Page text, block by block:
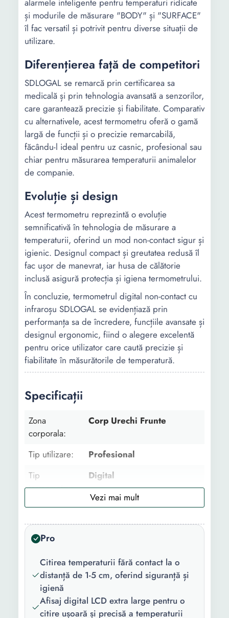
alarmele inteligente pentru temperaturi ridicate
și modurile de măsurare "BODY" și "SURFACE"
îl fac versatil și potrivit pentru diverse situații de
utilizare.
Diferențierea față de competitori
SDLOGAL se remarcă prin certificarea sa
medicală și prin tehnologia avansată a senzorilor,
care garantează precizie și fiabilitate. Comparativ
cu alternativele, acest termometru oferă o gamă
largă de funcții și o precizie remarcabilă,
făcându-l ideal pentru uz casnic, profesional sau
chiar pentru măsurarea temperaturii animalelor
de companie.
Evoluție și design
Acest termometru reprezintă o evoluție
semnificativă în tehnologia de măsurare a
temperaturii, oferind un mod non-contact sigur și
igienic. Designul compact și greutatea redusă îl
fac ușor de manevrat, iar husa de călătorie
inclusă asigură protecția și igiena termometrului.
În concluzie, termometrul digital non-contact cu
infraroșu SDLOGAL se evidențiază prin
performanța sa de încredere, funcțiile avansate și
designul ergonomic, fiind o alegere excelentă
pentru orice utilizator care caută precizie și
fiabilitate în măsurătorile de temperatură.
Specificații
Zona
corporala:
Corp Urechi Frunte
Tip utilizare:
Profesional
Tip
termometru:
Digital
Utilizare:
Fara contact
masurate:
Functii:
Display LCD extra large
Continut
pachet:
Pro
Citirea temperaturii fără contact la o
distanță de 1-5 cm, oferind siguranță și
igienă
Afisaj digital LCD extra large pentru o
citire ușoară și precisă a temperaturii